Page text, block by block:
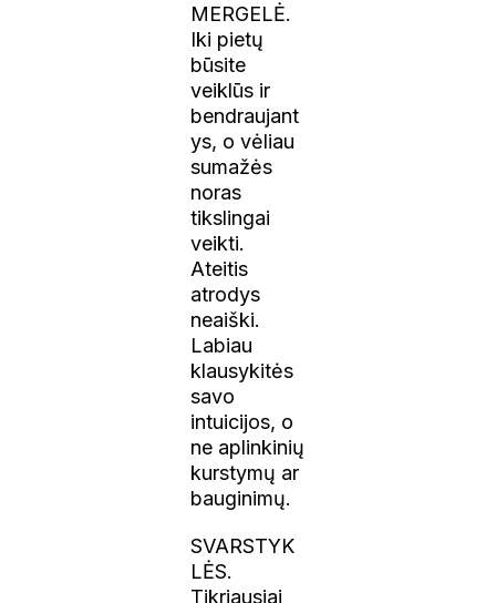
MERGELĖ.
Iki pietų
būsite
veiklūs ir
bendraujant
ys, o vėliau
sumažės
noras
tikslingai
veikti.
Ateitis
atrodys
neaiški.
Labiau
klausykitės
savo
intuicijos, o
ne aplinkinių
kurstymų ar
bauginimų.
SVARSTYK
LĖS.
Tikriausiai